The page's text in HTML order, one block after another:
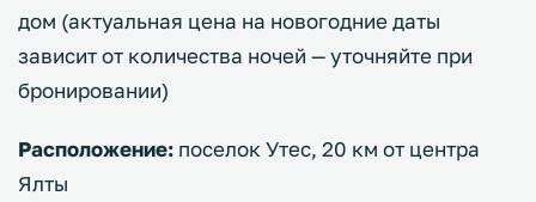
дом (актуальная цена на новогодние даты
зависит от количества ночей — уточняйте при
бронировании)
Расположение: поселок Утес, 20 км от центра
Ялты